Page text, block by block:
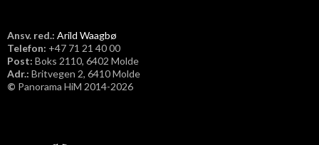
Ansv. red.: Arild Waagbø
Telefon: ​+47 71 21 40 00
Post: Boks 2110, 6402 Molde
Adr.: Britvegen 2, 6410 Molde
© Panorama HiM 2014-2026